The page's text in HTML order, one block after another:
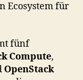
Ecosystem für
fünf
Compute,
OpenStack